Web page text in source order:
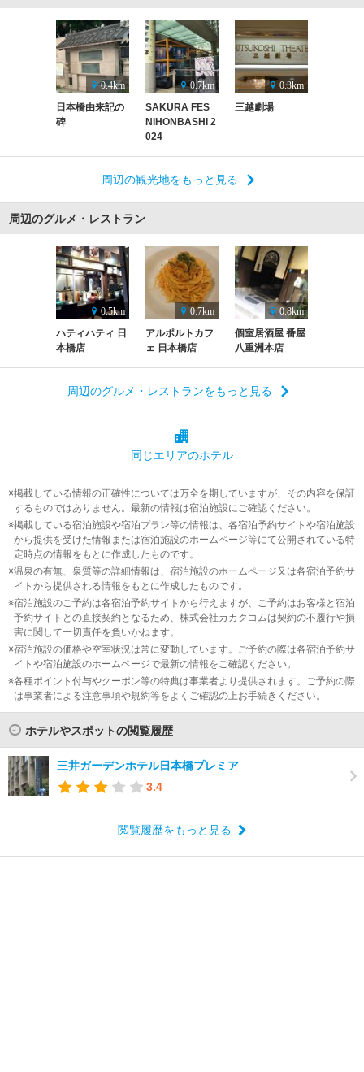
0.4km
日本橋由来記の
碑
0.7km
SAKURA FES
NIHONBASHI 2
024
0.3km
三越劇場
周辺の観光地をもっと見る
周辺のグルメ・レストラン
0.5km
ハティハティ 日
本橋店
0.7km
アルポルトカフ
ェ 日本橋店
0.8km
個室居酒屋 番屋
八重洲本店
周辺のグルメ・レストランをもっと見る
同じエリアのホテル
掲載している情報の正確性については万全を期していますが、その内容を保証
するものではありません。最新の情報は宿泊施設にご確認ください。
掲載している宿泊施設や宿泊プラン等の情報は、各宿泊予約サイトや宿泊施設
から提供を受けた情報または宿泊施設のホームページ等にて公開されている特
定時点の情報をもとに作成したものです。
温泉の有無、泉質等の詳細情報は、宿泊施設のホームページ又は各宿泊予約サ
イトから提供される情報をもとに作成したものです。
宿泊施設のご予約は各宿泊予約サイトから行えますが、ご予約はお客様と宿泊
予約サイトとの直接契約となるため、株式会社カカクコムは契約の不履行や損
害に関して一切責任を負いかねます。
宿泊施設の価格や空室状況は常に変動しています。ご予約の際は各宿泊予約サ
イトや宿泊施設のホームページで最新の情報をご確認ください。
各種ポイント付与やクーポン等の特典は事業者より提供されます。ご予約の際
は事業者による注意事項や規約等をよくご確認の上お手続きください。
ホテルやスポットの閲覧履歴
三井ガーデンホテル日本橋プレミア
3.4
閲覧履歴をもっと見る